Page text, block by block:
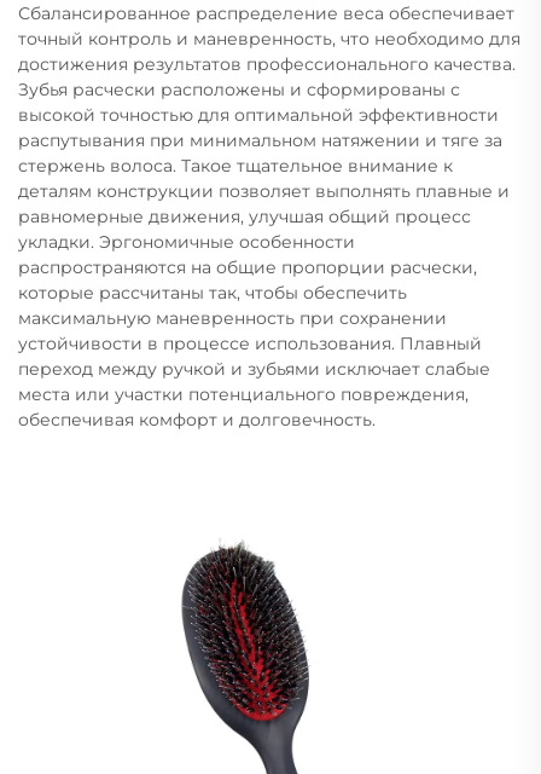
Сбалансированное распределение веса обеспечивает
точный контроль и маневренность, что необходимо для
достижения результатов профессионального качества.
Зубья расчески расположены и сформированы с
высокой точностью для оптимальной эффективности
распутывания при минимальном натяжении и тяге за
стержень волоса. Такое тщательное внимание к
деталям конструкции позволяет выполнять плавные и
равномерные движения, улучшая общий процесс
укладки. Эргономичные особенности
распространяются на общие пропорции расчески,
которые рассчитаны так, чтобы обеспечить
максимальную маневренность при сохранении
устойчивости в процессе использования. Плавный
переход между ручкой и зубьями исключает слабые
места или участки потенциального повреждения,
обеспечивая комфорт и долговечность.